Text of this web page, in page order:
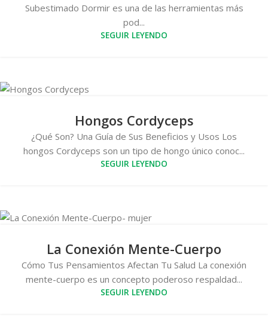
Subestimado Dormir es una de las herramientas más
pod...
SEGUIR LEYENDO
Hongos Cordyceps
¿Qué Son? Una Guía de Sus Beneficios y Usos Los
hongos Cordyceps son un tipo de hongo único conoc...
SEGUIR LEYENDO
La Conexión Mente-Cuerpo
Cómo Tus Pensamientos Afectan Tu Salud La conexión
mente-cuerpo es un concepto poderoso respaldad...
SEGUIR LEYENDO